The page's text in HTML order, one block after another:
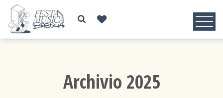
Archivio 2025